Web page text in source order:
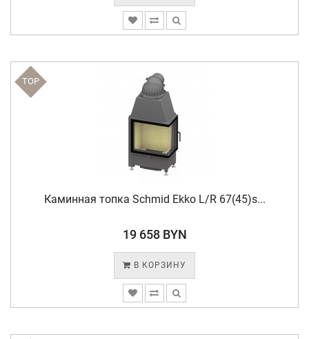
TOP
Каминная топка Schmid Ekko L/R 67(45)s...
19 658 BYN
В КОРЗИНУ